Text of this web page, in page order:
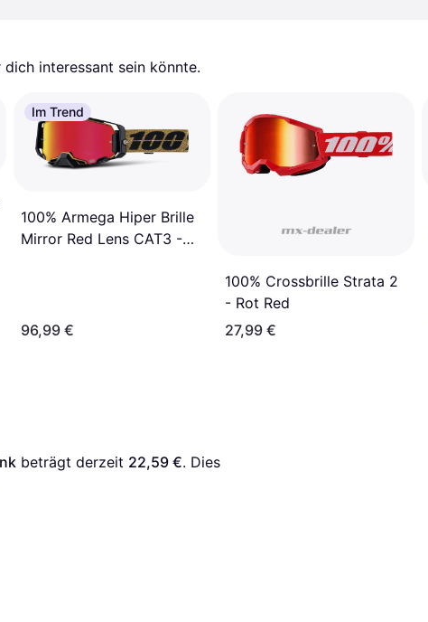
interessant sein könnte.
Im Trend
100% Armega Hiper Brille
Mirror Red Lens CAT3 -
96,99 €
100% Crossbrille Strata 2
- Rot Red
27,99 €
beträgt derzeit 22,59 €. Dies